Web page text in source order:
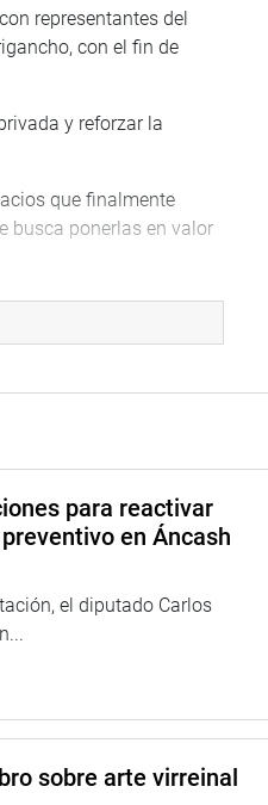
representantes del
con el fin de
y reforzar la
que finalmente
busca ponerlas en valor
en su esfuerzo por
de la Oficina de
con quienes realizó
cuenten con más
para reactivar
en Áncash
el diputado Carlos
sobre arte virreinal